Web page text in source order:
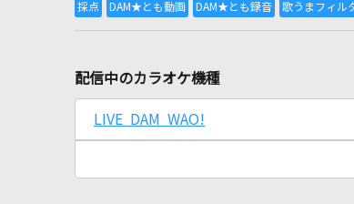
配信中のカラオケ機種
LIVE DAM WAO!